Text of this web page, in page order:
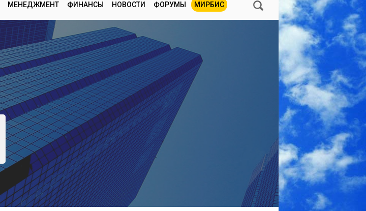
МЕНЕДЖМЕНТ ФИНАНСЫ НОВОСТИ ФОРУМЫ МИРБИС